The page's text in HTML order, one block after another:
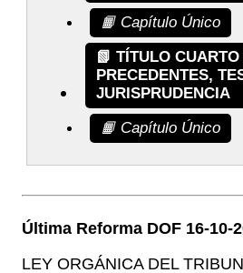
📙 Capítulo Único
📗 TÍTULO
PRECEDENTES,
JURISPRUDENCIA
📙 Capítulo Único
Última Reforma DOF 16-10-
LEY ORGÁNICA DEL